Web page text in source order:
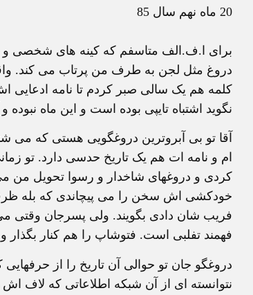
20 ماه نهم سال 85
برای ا.ف.الف متاسفم که کینه های شخصی و
دروغ مثل لجن به طرف من پرتاب می کند.
کلمه هم یک سالی صبر کردم تا نامه
نگوید اشتباه تایپی بوده است و این ماه نبوده و آن ماه بوده و
آقا تو بی آبروترین دروغگویی هستی که می
ام و نامه ات هم یک تاریخ حدسی دارد. تو
کردی و دروغهای شاخدار و رسوا تحویل
خودکشی اش سخن را می پیچاندی که بله ظرف
فریب شان دادی بگویند. ولی پسرجان
فهمند تفلبی است. فتوشاپ را هم کنار بگذار
دروغگو جان تو حوالی آن تاریخ را از
نتوانسته ای از آن شبکه اطلاعاتی که لاف